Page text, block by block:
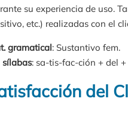
su experiencia de uso.
etc.) realizadas con el
gramatical: Sustantivo fem.
sílabas: sa-tis-fac-ción + del
del